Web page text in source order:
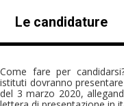
Le candidature
Come fare per
istituti dovranno
del 3 marzo 2020,